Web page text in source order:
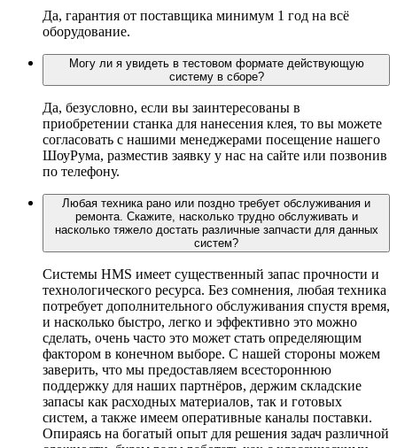
Да, гарантия от поставщика минимум 1 год на всё
оборудование.
Могу ли я увидеть в тестовом формате действующую
систему в сборе?
Да, безусловно, если вы заинтересованы в
приобретении станка для нанесения клея, то вы можете
согласовать с нашими менеджерами посещение нашего
ШоуРума, разместив заявку у нас на сайте или позвонив
по телефону.
Любая техника рано или поздно требует обслуживания и
ремонта. Скажите, насколько трудно обслуживать и
насколько тяжело достать различные запчасти для данных
систем?
Системы HMS имеет существенный запас прочности и
технологического ресурса. Без сомнения, любая техника
потребует дополнительного обслуживания спустя время,
и насколько быстро, легко и эффективно это можно
сделать, очень часто это может стать определяющим
фактором в конечном выборе. С нашей стороны можем
заверить, что мы предоставляем всестороннюю
поддержку для наших партнёров, держим складские
запасы как расходных материалов, так и готовых
систем, а также имеем оперативные каналы поставки.
Опираясь на богатый опыт для решения задач различной